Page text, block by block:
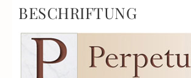
BESCHRIFTUNG